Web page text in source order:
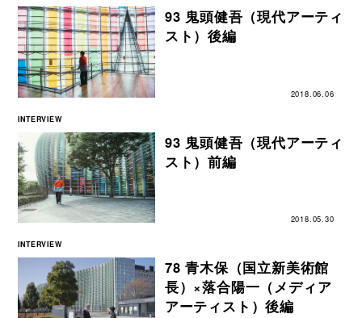
93 鬼頭健吾（現代アーティ
スト）後編
2018.06.06
INTERVIEW
93 鬼頭健吾（現代アーティ
スト）前編
2018.05.30
INTERVIEW
78 青木保（国立新美術館
長）×落合陽一（メディア
アーティスト）後編